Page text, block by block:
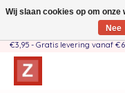
Handgemaakt door moeder-
€3,95 - Gratis levering vanaf
Wij slaan cookies op om
Nee